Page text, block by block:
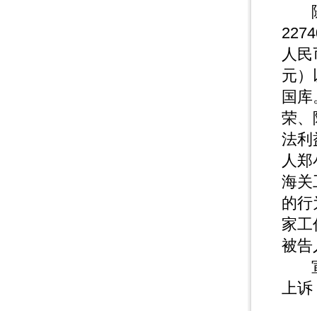
随
人
元）
国
荣、
法利
人
海关
的
家
被告
宣
上诉